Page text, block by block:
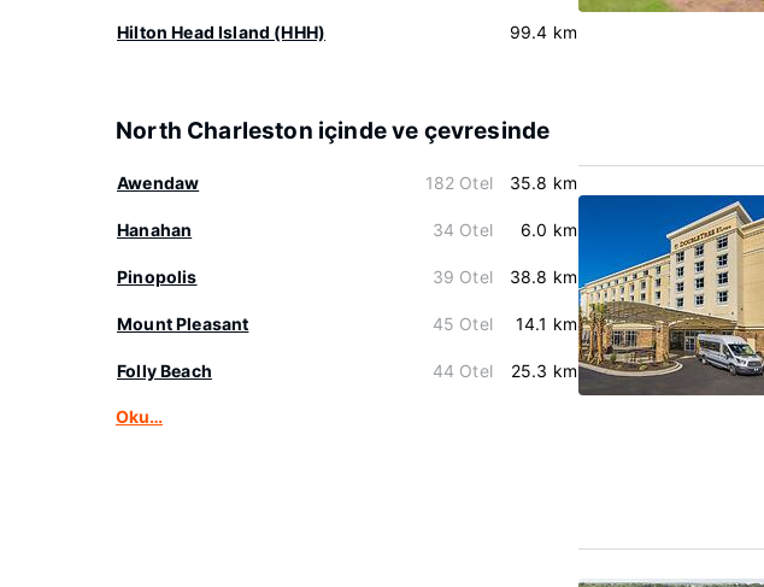
Hilton Head Island (HHH) 99.4 km
North Charleston içinde ve çevresinde
Awendaw 182 Otel 35.8 km
Hanahan 34 Otel 6.0 km
Pinopolis 39 Otel 38.8 km
Mount Pleasant 45 Otel 14.1 km
Folly Beach 44 Otel 25.3 km
Oku…